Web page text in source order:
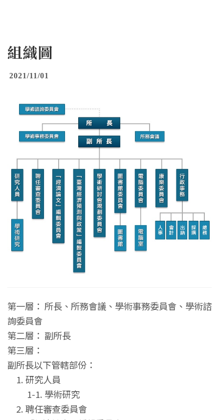
組織圖
2021/11/01
第一層： 所長、所務會議、學術事務委員會、學術諮
詢委員會
第二層： 副所長
第三層：
副所長以下管轄部份：
1. 研究人員
1-1. 學術研究
2. 聘任審查委員會